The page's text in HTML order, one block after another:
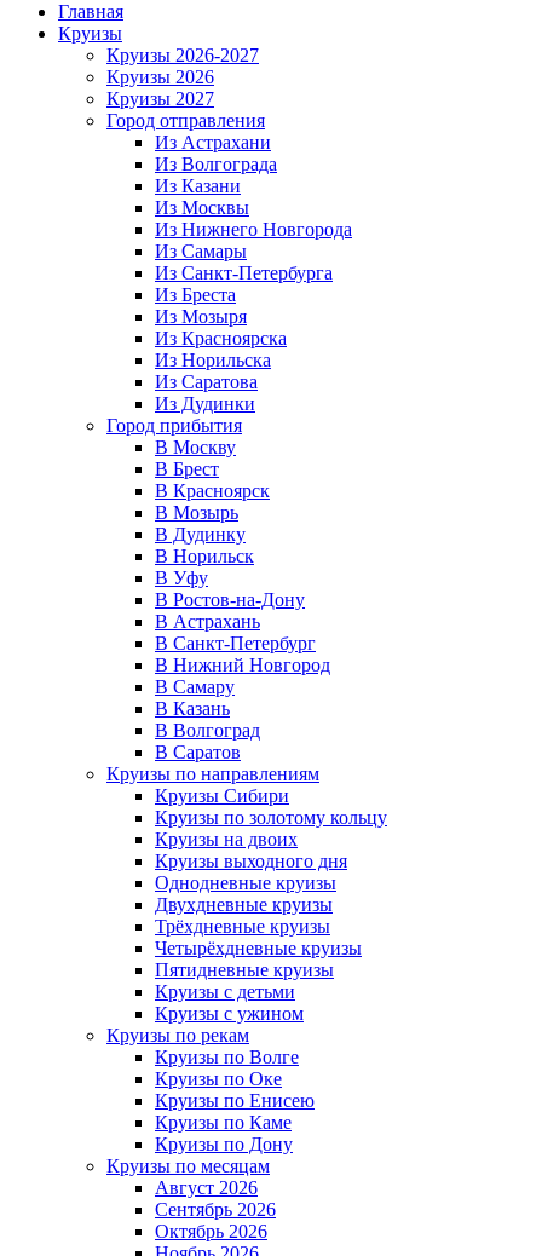
Главная
Круизы
Круизы 2026-2027
Круизы 2026
Круизы 2027
Город отправления
Из Астрахани
Из Волгограда
Из Казани
Из Москвы
Из Нижнего Новгорода
Из Самары
Из Санкт-Петербурга
Из Бреста
Из Мозыря
Из Красноярска
Из Норильска
Из Саратова
Из Дудинки
Город прибытия
В Москву
В Брест
В Красноярск
В Мозырь
В Дудинку
В Норильск
В Уфу
В Ростов-на-Дону
В Астрахань
В Санкт-Петербург
В Нижний Новгород
В Самару
В Казань
В Волгоград
В Саратов
Круизы по направлениям
Круизы Сибири
Круизы по золотому кольцу
Круизы на двоих
Круизы выходного дня
Однодневные круизы
Двухдневные круизы
Трёхдневные круизы
Четырёхдневные круизы
Пятидневные круизы
Круизы с детьми
Круизы с ужином
Круизы по рекам
Круизы по Волге
Круизы по Оке
Круизы по Енисею
Круизы по Каме
Круизы по Дону
Круизы по месяцам
Август 2026
Сентябрь 2026
Октябрь 2026